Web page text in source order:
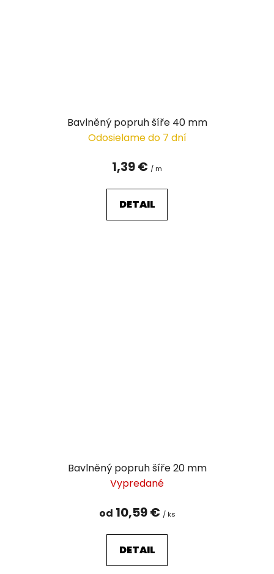
Bavlněný popruh šíře 40 mm
Odosielame do 7 dní
1,39 € / m
DETAIL
Bavlněný popruh šíře 20 mm
Vypredané
od 10,59 € / ks
DETAIL